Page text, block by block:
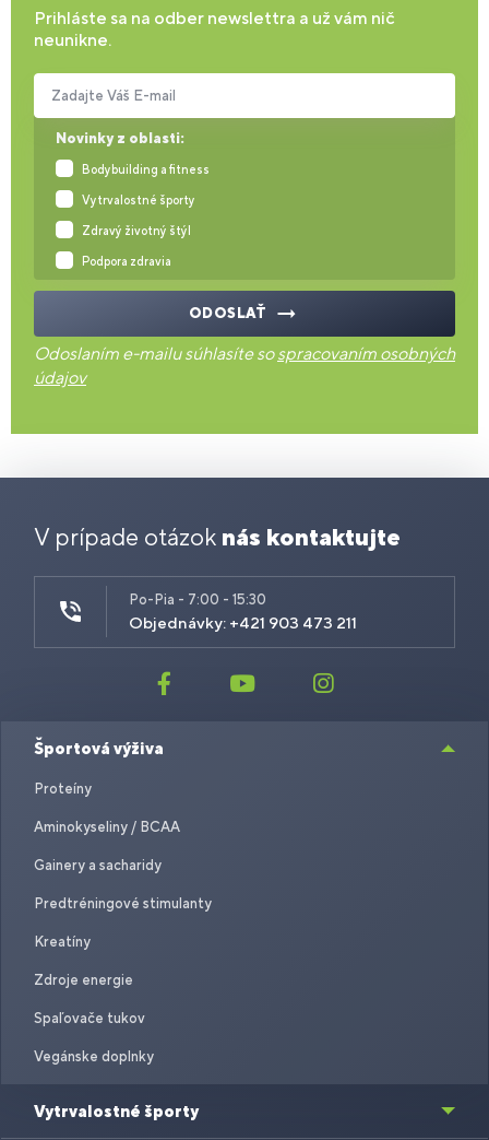
Prihláste sa na odber newslettra a už vám nič
neunikne.
Novinky z oblasti:
Bodybuilding a fitness
Vytrvalostné športy
Zdravý životný štýl
Podpora zdravia
Zadajte Váš E-mail
ODOSLAŤ
Odoslaním e-mailu súhlasíte sospracovaním osobných
údajov
V prípade otázok nás kontaktujte
Po-Pia - 7:00 - 15:30
Objednávky: +421 903 473 211
Športová výživa
Proteíny
Aminokyseliny / BCAA
Gainery a sacharidy
Predtréningové stimulanty
Kreatíny
Zdroje energie
Spaľovače tukov
Vegánske doplnky
Vytrvalostné športy